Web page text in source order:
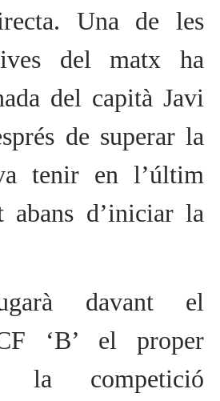
Una de les
del matx ha
del capità Javi
de superar la
tenir en l’últim
abans d’iniciar la
davant el
‘B’ el proper
competició